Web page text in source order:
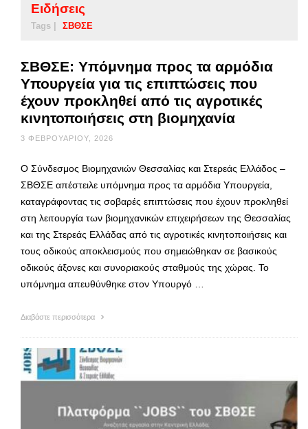
Ειδήσεις
Tags | ΣΒΘΣΕ
ΣΒΘΣΕ: Υπόμνημα προς τα αρμόδια
Υπουργεία για τις επιπτώσεις που
έχουν προκληθεί από τις αγροτικές
κινητοποιήσεις στη βιομηχανία
3 ΦΕΒΡΟΥΑΡΊΟΥ, 2026
Ο Σύνδεσμος Βιομηχανιών Θεσσαλίας και Στερεάς Ελλάδος –
ΣΒΘΣΕ απέστειλε υπόμνημα προς τα αρμόδια Υπουργεία,
καταγράφοντας τις σοβαρές επιπτώσεις που έχουν προκληθεί
στη λειτουργία των βιομηχανικών επιχειρήσεων της Θεσσαλίας
και της Στερεάς Ελλάδας από τις αγροτικές κινητοποιήσεις και
τους οδικούς αποκλεισμούς που σημειώθηκαν σε βασικούς
οδικούς άξονες και συνοριακούς σταθμούς της χώρας. Το
υπόμνημα απευθύνθηκε στον Υπουργό …
Διαβάστε περισσότερα